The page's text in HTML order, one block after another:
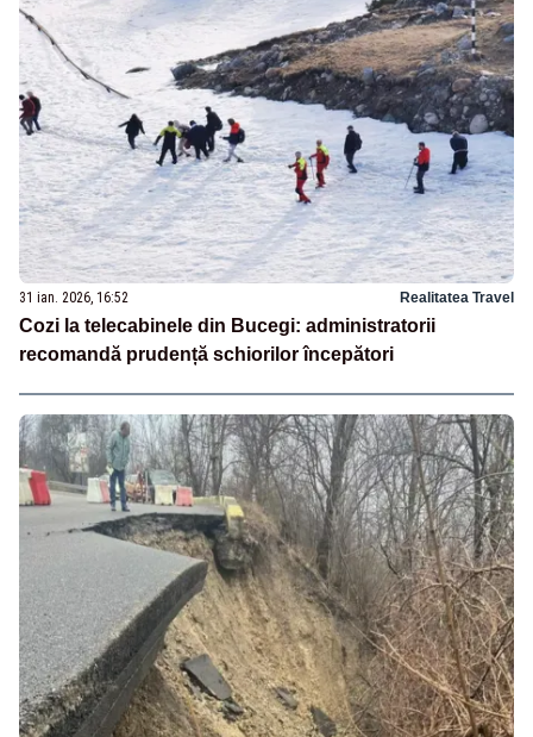
31 ian. 2026, 16:52 Realitatea Travel
Cozi la telecabinele din Bucegi: administratorii
recomandă prudență schiorilor începători